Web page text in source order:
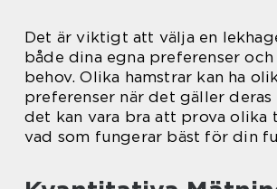
Det är viktigt att välja en
både dina egna preferenser och
behov. Olika hamstrar kan ha
preferenser när det gäller deras
det kan vara bra att prova olika
vad som fungerar bäst för din